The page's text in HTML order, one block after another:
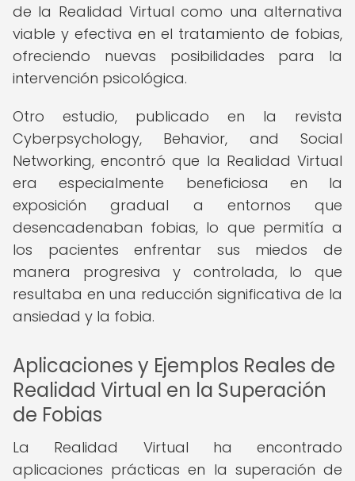
de la Realidad Virtual como una alternativa
viable y efectiva en el tratamiento de fobias,
ofreciendo nuevas posibilidades para la
intervención psicológica.
Otro estudio, publicado en la revista
Cyberpsychology, Behavior, and Social
Networking, encontró que la Realidad Virtual
era especialmente beneficiosa en la
exposición gradual a entornos que
desencadenaban fobias, lo que permitía a
los pacientes enfrentar sus miedos de
manera progresiva y controlada, lo que
resultaba en una reducción significativa de la
ansiedad y la fobia.
Aplicaciones y Ejemplos Reales de
Realidad Virtual en la Superación
de Fobias
La Realidad Virtual ha encontrado
aplicaciones prácticas en la superación de